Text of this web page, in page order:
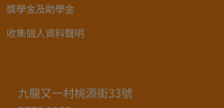
九龍又一村桃源街33號
獎學金及助學金
收集個人資料聲明